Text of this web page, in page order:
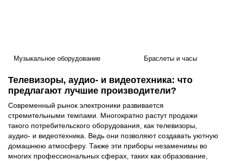
Телевизоры, аудио- и видеотехника: что
предлагают лучшие производители?
Современный рынок электроники развивается
стремительными темпами. Многократно растут продажи
такого потребительского оборудования, как телевизоры,
аудио- и видеотехника. Ведь они позволяют создавать уютную
домашнюю атмосферу. Также эти приборы незаменимы во
многих профессиональных сферах, таких как образование,
Музыкальное оборудование Браслеты и часы